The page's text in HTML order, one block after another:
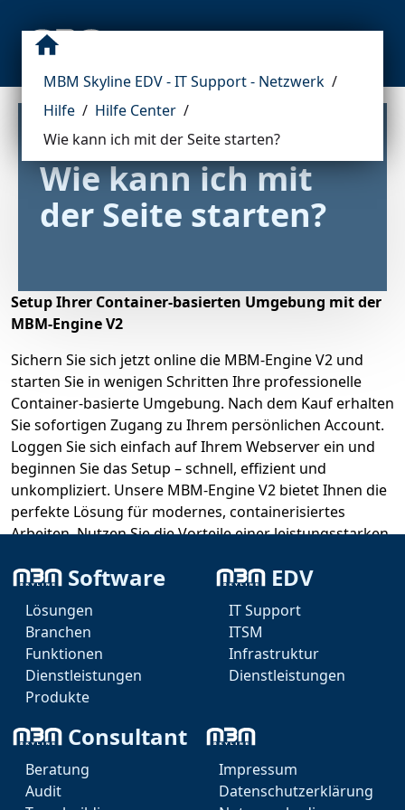
MBM Skyline EDV - IT Support - Netzwerk /
Hilfe / Hilfe Center /
Wie kann ich mit der Seite starten?
Wie kann ich mit
der Seite starten?
Setup Ihrer Container-basierten Umgebung mit der
MBM-Engine V2
Sichern Sie sich jetzt online die MBM-Engine V2 und
starten Sie in wenigen Schritten Ihre professionelle
Container-basierte Umgebung. Nach dem Kauf erhalten
Sie sofortigen Zugang zu Ihrem persönlichen Account.
Loggen Sie sich einfach auf Ihrem Webserver ein und
beginnen Sie das Setup – schnell, effizient und
unkompliziert. Unsere MBM-Engine V2 bietet Ihnen die
perfekte Lösung für modernes, containerisiertes
Arbeiten. Nutzen Sie die Vorteile einer leistungsstarken
Bedürfnisse zugeschnitten ist.
Verwandeln Sie Ihre Visionen in Realität – mit der MBM-
Engine V2!
Software
Lösungen
Branchen
Funktionen
Dienstleistungen
Produkte
EDV
IT Support
ITSM
Infrastruktur
Dienstleistungen
Consultant
Beratung
Audit
Impressum
Datenschutzerklärung